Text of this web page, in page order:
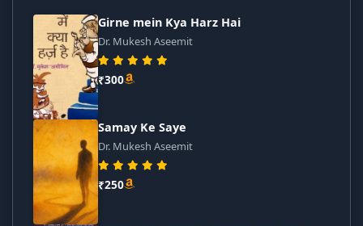
Girne mein Kya Harz Hai
Dr. Mukesh Aseemit
₹300
Samay Ke Saye
Dr. Mukesh Aseemit
₹250